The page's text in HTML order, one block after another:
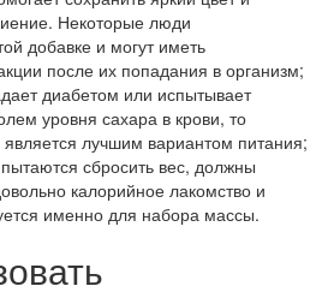
Некоторые люди
добавке и могут иметь
после их попадания в организм;
диабетом или испытывает
уровня сахара в крови, то
лучшим вариантом питания;
сбросить вес, должны
калорийное лакомство и
именно для набора массы.